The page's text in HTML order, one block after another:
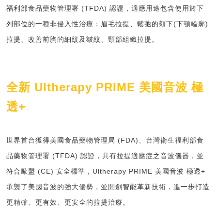
福利部食品藥物管理署 (TFDA)認證，適應用途包含使用於下
列部位的一種非侵入性治療： 眉毛拉提 、鬆弛的頦下(下顎輪廓)
拉提
、改善前胸的細紋及皺紋 、頸部組織拉提 。
全新 Ultherapy PRIME 美國音波 極
透+
世界首台獲得美國食品藥物管理局 (FDA)
、台灣衛生福利部食
品藥物管理署 (TFDA)認證，具有拉提適應症之音波儀器，並
符合歐盟 (CE)安全標準， Ultherapy PRIME 美國音波 極透+
承襲了美國音波的強大優勢，並開創智能革新技術，進一步打造
更精確、更有效、更安全的拉提治療。